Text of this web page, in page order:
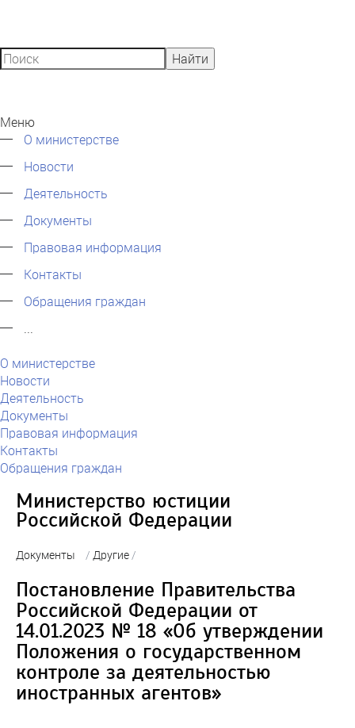
Найти
Меню
О министерстве
Новости
Деятельность
Документы
Правовая информация
Контакты
Обращения граждан
О министерстве
Новости
Деятельность
Документы
Правовая информация
Контакты
Обращения граждан
Министерство юстиции
Российской Федерации
Документы / Другие/
Постановление Правительства
Российской Федерации от
14.01.2023 № 18 «Об утверждении
Положения о государственном
контроле за деятельностью
иностранных агентов»